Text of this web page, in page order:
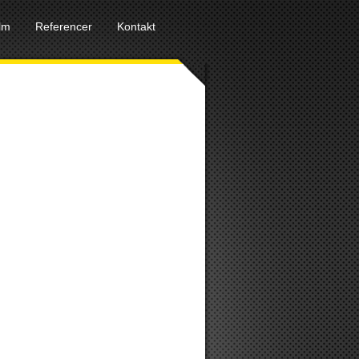
Referencer Kontakt